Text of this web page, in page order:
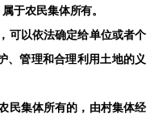
于农民集体所有。
可以依法确定给单位或者个
、管理和合理利用土地的义
民集体所有的，由村集体经